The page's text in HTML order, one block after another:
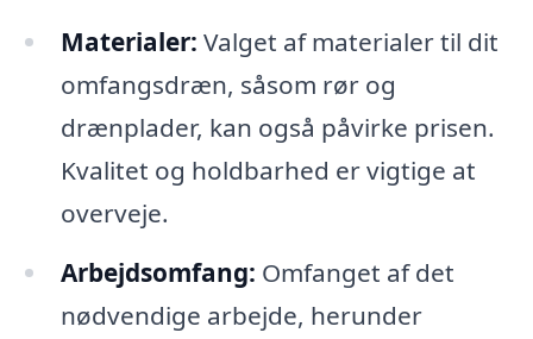
Materialer: Valget af materialer til dit
omfangsdræn, såsom rør og
drænplader, kan også påvirke prisen.
Kvalitet og holdbarhed er vigtige at
overveje.
Arbejdsomfang: Omfanget af det
nødvendige arbejde, herunder